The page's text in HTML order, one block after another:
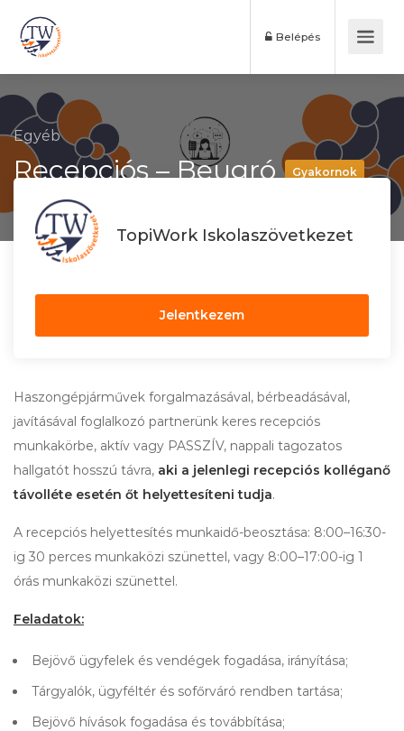
Belépés
Egyéb
Recepciós – Beugró Gyakornok
TopiWork Iskolaszövetkezet
Jelentkezem
Haszongépjárművek forgalmazásával, bérbeadásával,
javításával foglalkozó partnerünk keres recepciós
munkakörbe, aktív vagy PASSZÍV, nappali tagozatos
hallgatót hosszú távra, aki a jelenlegi recepciós kolléganő
távolléte esetén őt helyettesíteni tudja.
A recepciós helyettesítés munkaidő-beosztása: 8:00–16:30-
ig 30 perces munkaközi szünettel, vagy 8:00–17:00-ig 1
órás munkaközi szünettel.
Feladatok:
Bejövő ügyfelek és vendégek fogadása, irányítása;
Tárgyalók, ügyféltér és sofőrváró rendben tartása;
Bejövő hívások fogadása és továbbítása;